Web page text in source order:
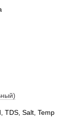
TDS, Salt, Temp